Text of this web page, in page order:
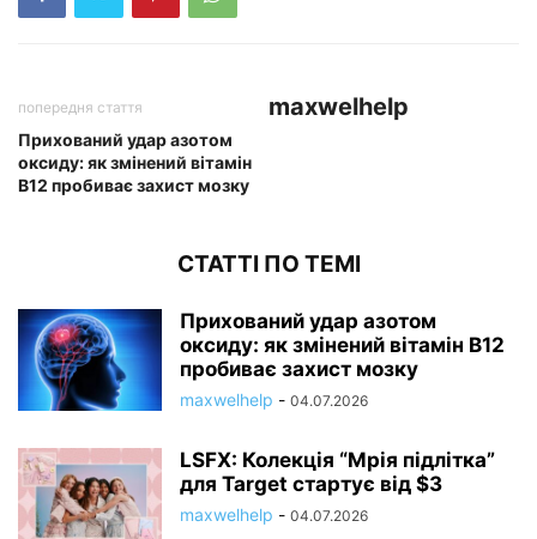
попередня стаття
Прихований удар азотом
оксиду: як змінений вітамін
B12 пробиває захист мозку
maxwelhelp
СТАТТІ ПО ТЕМІ
Прихований удар азотом
оксиду: як змінений вітамін B12
пробиває захист мозку
maxwelhelp - 04.07.2026
LSFX: Колекція “Мрія підлітка”
для Target стартує від $3
maxwelhelp - 04.07.2026